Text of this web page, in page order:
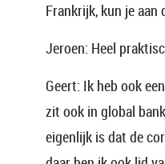
Frankrijk, kun je aan
Jeroen: Heel
Geert: Ik heb ook
zit ook in global
eigenlijk is dat de